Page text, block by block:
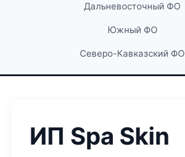
Дальневосточный ФО
Южный ФО
Северо-Кавказский ФО
ИП Spa Skin